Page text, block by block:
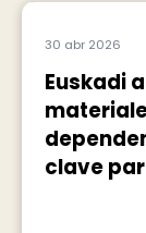
30 abr 2026
Euskadi
clave